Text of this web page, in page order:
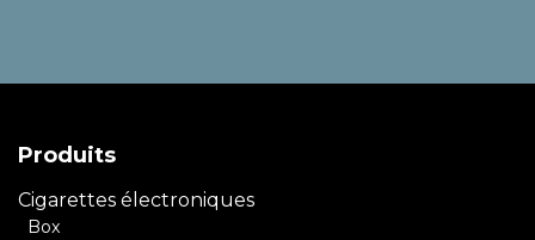
Produits
Cigarettes électroniques
Box